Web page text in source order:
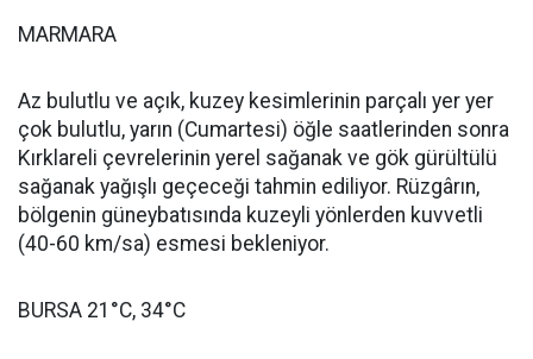
MARMARA
Az bulutlu ve açık, kuzey kesimlerinin parçalı yer yer
çok bulutlu, yarın (Cumartesi) öğle saatlerinden sonra
Kırklareli çevrelerinin yerel sağanak ve gök gürültülü
sağanak yağışlı geçeceği tahmin ediliyor. Rüzgârın,
bölgenin güneybatısında kuzeyli yönlerden kuvvetli
(40-60 km/sa) esmesi bekleniyor.
BURSA 21°C, 34°C